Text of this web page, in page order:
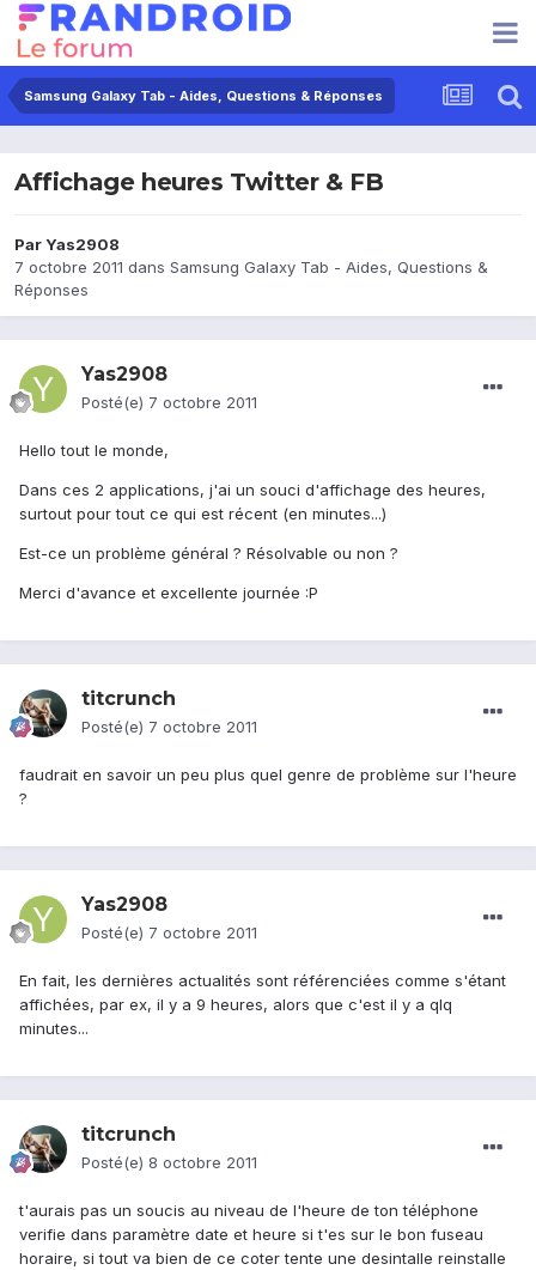
Samsung Galaxy Tab - Aides, Questions & Réponses
Affichage heures Twitter & FB
ParYas2908
7 octobre 2011 dans Samsung Galaxy Tab - Aides, Questions &
Réponses
Yas2908
Posté(e) 7 octobre 2011
Hello tout le monde,
Dans ces 2 applications, j'ai un souci d'affichage des heures,
surtout pour tout ce qui est récent (en minutes...)
Est-ce un problème général ? Résolvable ou non ?
Merci d'avance et excellente journée :P
titcrunch
Posté(e) 7 octobre 2011
faudrait en savoir un peu plus quel genre de problème sur l'heure
?
Yas2908
Posté(e) 7 octobre 2011
En fait, les dernières actualités sont référenciées comme s'étant
affichées, par ex, il y a 9 heures, alors que c'est il y a qlq
minutes...
titcrunch
Posté(e) 8 octobre 2011
t'aurais pas un soucis au niveau de l'heure de ton téléphone
verifie dans paramètre date et heure si t'es sur le bon fuseau
horaire, si tout va bien de ce coter tente une desintalle reinstalle